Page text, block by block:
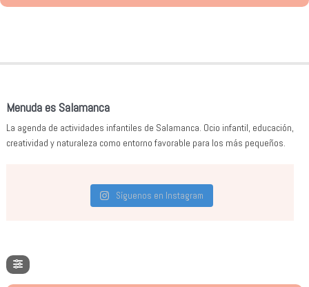
Menuda es Salamanca
La agenda de actividades infantiles de Salamanca. Ocio infantil, educación,
creatividad y naturaleza como entorno favorable para los más pequeños.
Síguenos en Instagram